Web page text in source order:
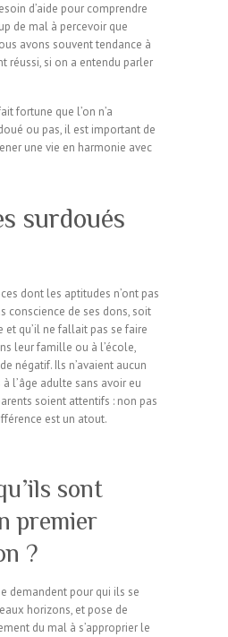
d’aide pour comprendre
de mal à percevoir que
avons souvent tendance à
réussi, si on a entendu parler
fortune que l’on n’a
ou pas, il est important de
une vie en harmonie avec
surdoués
dont les aptitudes n’ont pas
conscience de ses dons, soit
qu’il ne fallait pas se faire
leur famille ou à l’école,
négatif. Ils n’avaient aucun
l’âge adulte sans avoir eu
soient attentifs : non pas
est un atout.
sont
premier
?
demandent pour qui ils se
horizons, et pose de
du mal à s’approprier le